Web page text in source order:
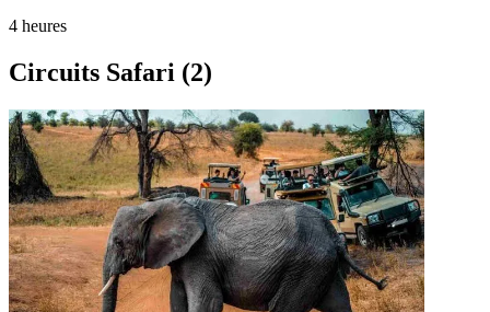
4 heures
Circuits Safari (2)